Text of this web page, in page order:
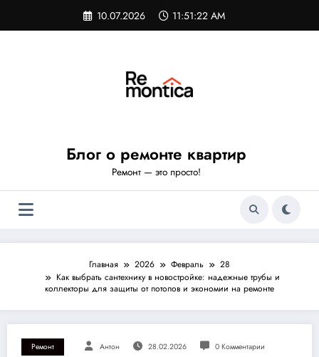
содержимому
10.07.2026 11:51:23 AM
Блог о ремонте квартир
Ремонт — это просто!
Главная 2026 Февраль
28
Как выбрать сантехнику в новостройке: надежные трубы и
коллекторы для защиты от потопов и экономии на ремонте
Ремонт Антон 28.02.2026 0 Комментарии